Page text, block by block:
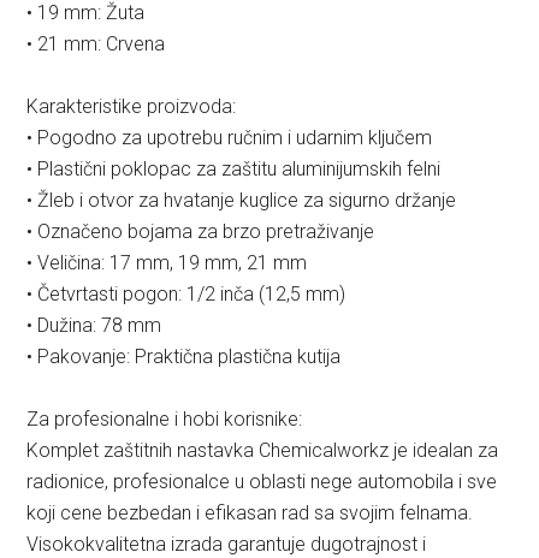
• 19 mm: Žuta
• 21 mm: Crvena
Karakteristike proizvoda:
• Pogodno za upotrebu ručnim i udarnim ključem
• Plastični poklopac za zaštitu aluminijumskih felni
• Žleb i otvor za hvatanje kuglice za sigurno držanje
• Označeno bojama za brzo pretraživanje
• Veličina: 17 mm, 19 mm, 21 mm
• Četvrtasti pogon: 1/2 inča (12,5 mm)
• Dužina: 78 mm
• Pakovanje: Praktična plastična kutija
Za profesionalne i hobi korisnike:
Komplet zaštitnih nastavka Chemicalworkz je idealan za
radionice, profesionalce u oblasti nege automobila i sve
koji cene bezbedan i efikasan rad sa svojim felnama.
Visokokvalitetna izrada garantuje dugotrajnost i